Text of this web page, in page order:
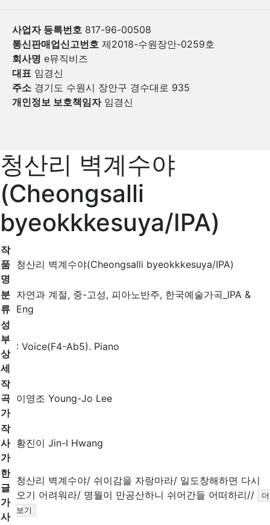
사업자 등록번호 817-96-00508
통신판매업신고번호 제2018-수원장안-0259호
회사명 e뮤직비즈
대표 임경신
주소 경기도 수원시 장안구 경수대로 935
개인정보 보호책임자임경신
청산리 벽계수야
(Cheongsalli
byeokkkesuya/IPA)
작
품
명
청산리 벽계수야(Cheongsalli byeokkkesuya/IPA)
분
류
자연과 계절, 중-고성, 피아노반주, 한국예술가곡_IPA &
Eng
성
부
상
세
: Voice(F4-Ab5). Piano
작
곡
가
이영조 Young-Jo Lee
작
사
가
황진이 Jin-I Hwang
한
글
가
사
청산리 벽계수야/ 쉬이감을 자랑마라/ 일도창해하면 다시
오기 어려워라/ 명월이 만공산하니 쉬어간들 어떠하리//
더
보기